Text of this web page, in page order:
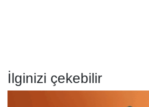
İlginizi çekebilir